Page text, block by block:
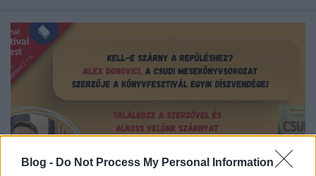
Blog - Do Not Process My Personal Information